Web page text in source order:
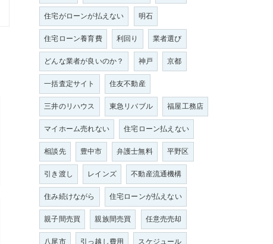
住宅がローンが払えない
明石
住宅ローン養育費
利回り
業者選び
どんな業者が良いのか？
神戸
京都
一括査定サイト
住友不動産
三井のリハウス
東急リバブル
福屋工務店
マイホーム売れない
住宅ローン払えない
相談先
豊中市 弁護士無料
平野区
引き渡し
レインズ
不動産流通機構
住み続けながら
住宅ローンが払えない
親子間売買
親族間売買
任意売売却
八尾市
引っ越し費用
スケジュール